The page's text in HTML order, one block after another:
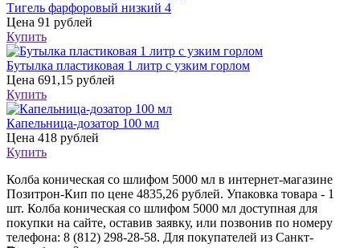
Тигель фарфоровый низкий 4
Цена 91 рублей
Купить
Бутылка пластиковая 1 литр с узким горлом
Цена 691,15 рублей
Купить
Капельница-дозатор 100 мл
Цена 418 рублей
Купить
Колба коническая со шлифом 5000 мл в интернет-магазине
Позитрон-Кип по цене 4835,26 рублей. Упаковка товара - 1
шт. Колба коническая со шлифом 5000 мл доступная для
покупки на сайте, оставив заявку, или позвонив по номеру
телефона: 8 (812) 298-28-58. Для покупателей из Санкт-